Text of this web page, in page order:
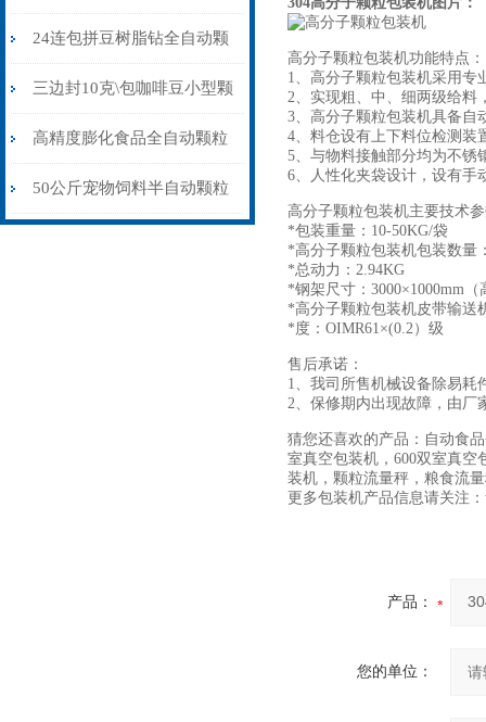
粒包装机防静电不堵料
24连包拼豆树脂钻全自动颗
粒包装机高精度防静电
三边封10克\包咖啡豆小型颗
粒包装机多少钱
高精度膨化食品全自动颗粒
包装机15-35克\包
50公斤宠物饲料半自动颗粒
高分子颗粒包装机功能特点：
1、高分子颗粒包装机采用专
2、实现粗、中、细两级给料
3、高分子颗粒包装机具备自
4、料仓设有上下料位检测装
5、与物料接触部分均为不锈
6、人性化夹袋设计，设有手
高分子颗粒包装机主要技术
*包装重量：10-50KG/袋
*高分子颗粒包装机包装数量
*总动力：2.94KG
*钢架尺寸：3000×1000mm（
*高分子颗粒包装机皮带输送
*度：OIMR61×(0.2）级
售后承诺：
1、我司所售机械设备除易耗
2、保修期内出现故障，由厂
猜您还喜欢的产品：自动食
室真空包装机，600双室真
装机，颗粒流量秤，粮食流
更多包装机产品信息请关注
产品：
您的单位：